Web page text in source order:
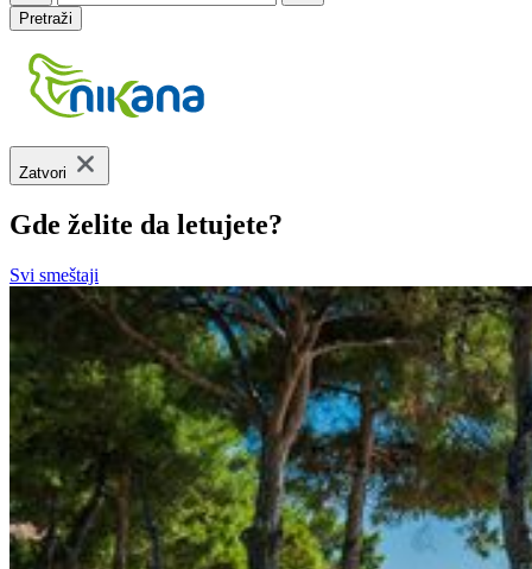
Pretraži
Zatvori
Gde želite da letujete?
Svi smeštaji